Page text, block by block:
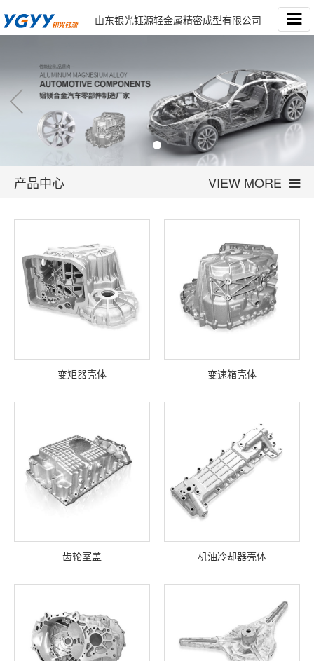
山东银光钰源轻金属精密成型有限公司
产品中心 VIEW MORE
变矩器壳体 变速箱壳体
齿轮室盖 机油冷却器壳体